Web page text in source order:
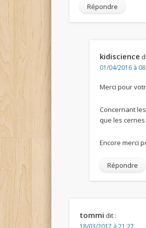
Répondre
kidiscience
01/04/2016 à
Merci pour
Concernant
que les
Encore merci
Répondre
tommi dit :
18/03/2017 à 21:27